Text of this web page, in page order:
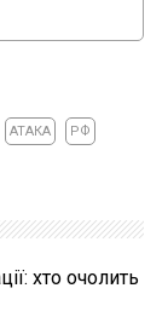
АТАКА РФ
хто очолить